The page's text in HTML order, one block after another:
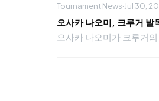
Tournament News·Jul 30,
오사카 나오미, 크루거 발
오사카 나오미가 크루거